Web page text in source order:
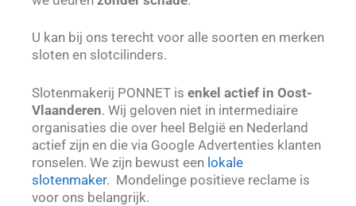
U kan bij ons terecht voor alle soorten en merken
sloten en slotcilinders.
Slotenmakerij PONNET is enkel actief in Oost-
Vlaanderen. Wij geloven niet in intermediaire
organisaties die over heel België en Nederland
actief zijn en die via Google Advertenties klanten
ronselen. We zijn bewust een lokale
slotenmaker. Mondelinge positieve reclame is
voor ons belangrijk.